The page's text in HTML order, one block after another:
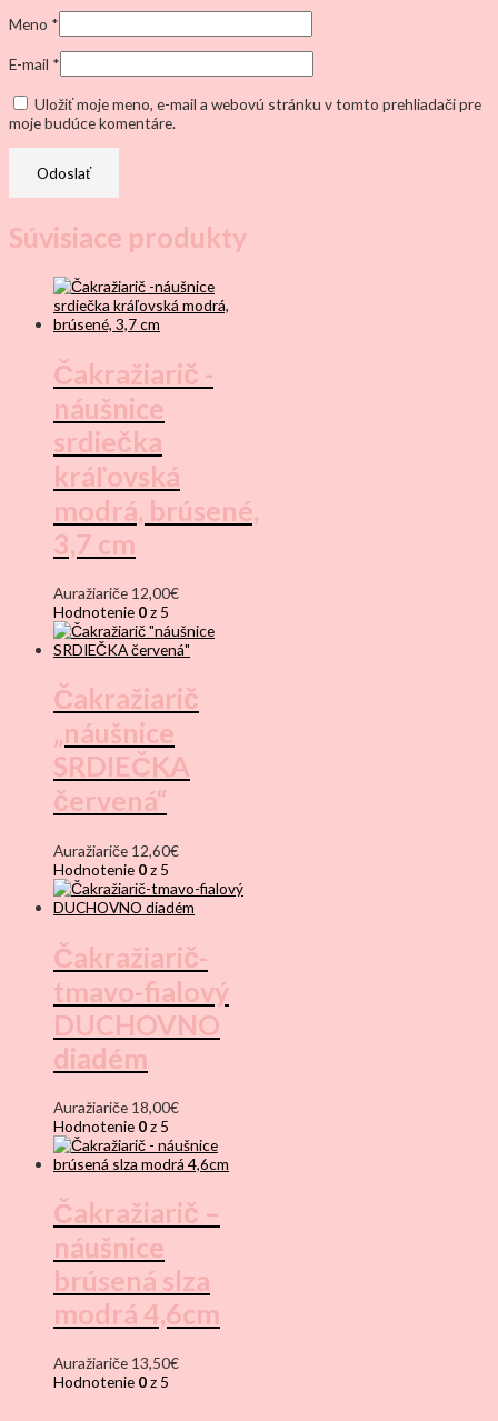
Meno *
E-mail *
Uložiť moje meno, e-mail a webovú stránku v tomto prehliadači pre
moje budúce komentáre.
Súvisiace produkty
Čakražiarič -
náušnice
srdiečka
kráľovská
modrá, brúsené,
3,7 cm
Auražiariče 12,00€
Hodnotenie 0z 5
Čakražiarič
„náušnice
SRDIEČKA
červená“
Auražiariče 12,60€
Hodnotenie 0z 5
Čakražiarič-
tmavo-fialový
DUCHOVNO
diadém
Auražiariče 18,00€
Hodnotenie 0z 5
Čakražiarič –
náušnice
brúsená slza
modrá 4,6cm
Auražiariče 13,50€
Hodnotenie 0z 5